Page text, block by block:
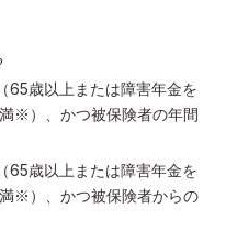
65歳以上または障害年金を
※）、かつ被保険者の年間
65歳以上または障害年金を
※）、かつ被保険者からの